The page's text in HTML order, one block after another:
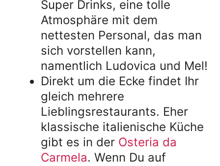
Super Drinks, eine tolle
Atmosphäre mit dem
nettesten Personal, das man
sich vorstellen kann,
namentlich Ludovica und Mel!
Direkt um die Ecke findet Ihr
gleich mehrere
Lieblingsrestaurants. Eher
klassische italienische Küche
gibt es in der Osteria da
Carmela. Wenn Du auf